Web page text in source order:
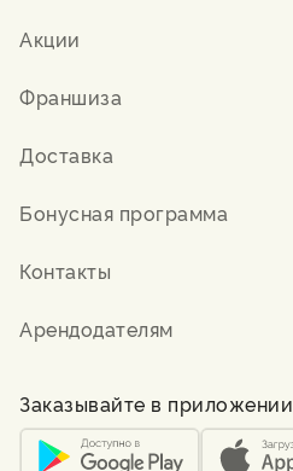
Акции
Франшиза
Доставка
Бонусная программа
Контакты
Арендодателям
Заказывайте в приложении